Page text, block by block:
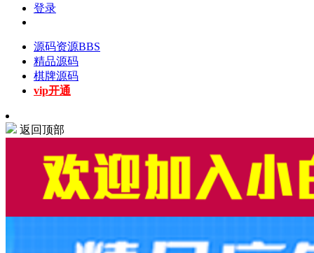
登录
源码资源BBS
精品源码
棋牌源码
vip开通
返回顶部